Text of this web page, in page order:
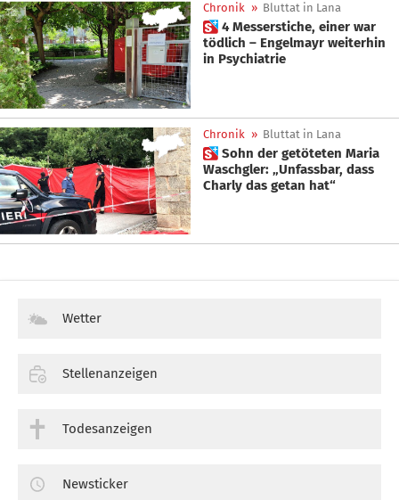
Chronik » Bluttat in Lana
 4 Messerstiche, einer war
tödlich – Engelmayr weiterhin
in Psychiatrie
Chronik » Bluttat in Lana
 Sohn der getöteten Maria
Waschgler: „Unfassbar, dass
Charly das getan hat“
Wetter
Stellenanzeigen
Todesanzeigen
Newsticker